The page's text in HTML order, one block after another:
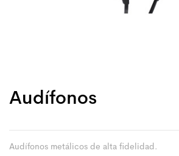
Audífonos
Audífonos metálicos de alta fidelidad.